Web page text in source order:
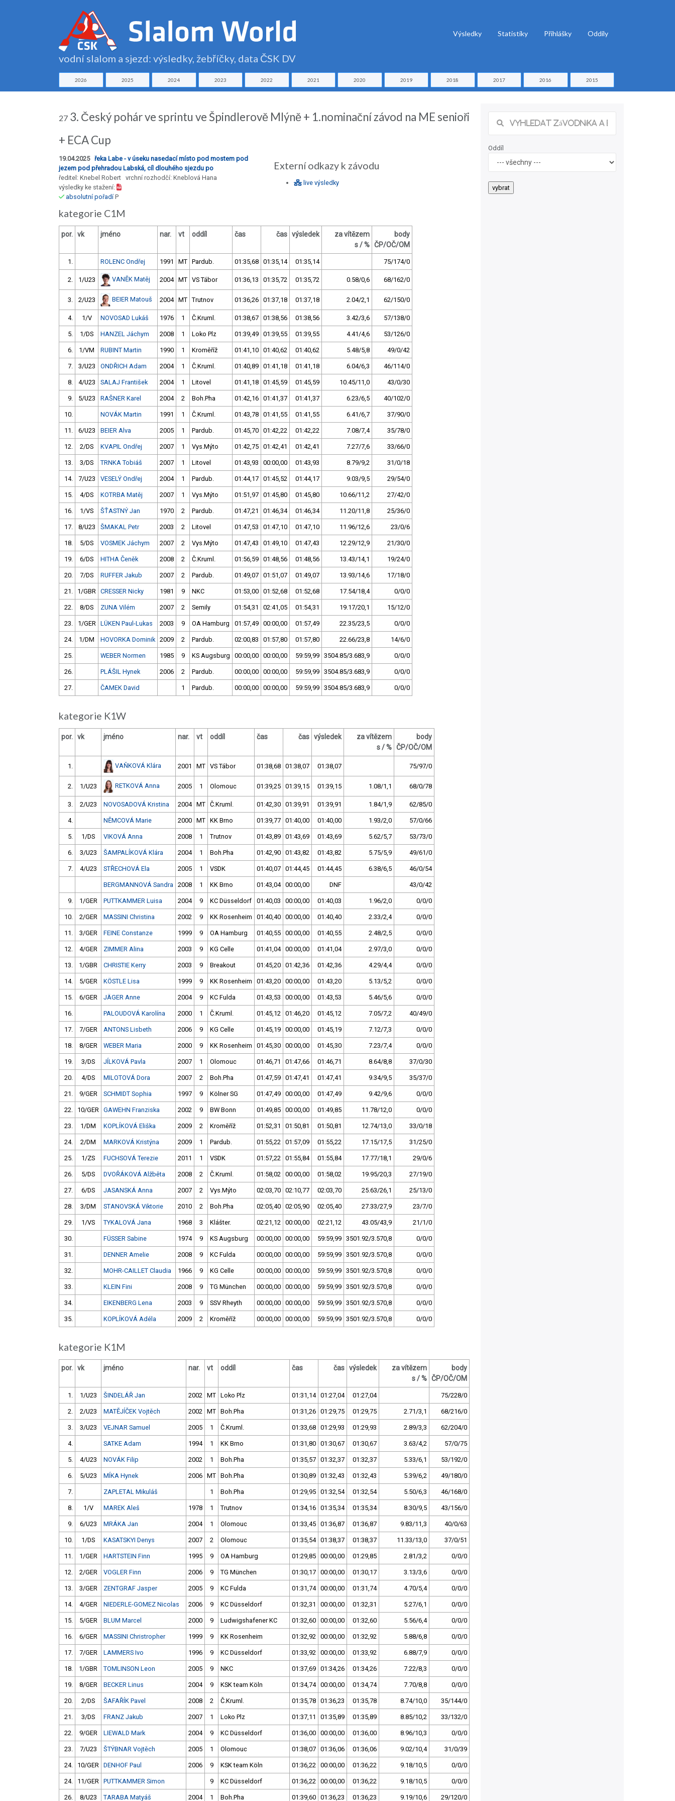
vodní slalom a sjezd: výsledky, žebříčky, data ČSK DV
Výsledky Statistiky Přihlášky Oddíly
2026 2025 2024 2023 2022 2021 2020 2019 2018 2017 2016 2015
27 3. Český pohár ve sprintu ve Špindlerově Mlýně + 1.nominační závod na ME senioři
+ ECA Cup
19.04.2025 řeka Labe - v úseku nasedací místo pod mostem pod
jezem pod přehradou Labská, cíl dlouhého sjezdu po
ředitel: Knebel Robert vrchní rozhodčí: Kneblová Hana
výsledky ke stažení:
absolutní pořadíP
Externí odkazy k závodu
live výsledky
kategorie C1M
por. vk jméno nar. vt oddíl čas čas výsledek
za vítězem
s / %
body
ČP/OČ/OM
1. ROLENC Ondřej 1991 MT Pardub. 01:35,68 01:35,14 01:35,14 75/174/0
2. 1/U23 VANĚK Matěj 2004 MT VS Tábor 01:36,13 01:35,72 01:35,72 0.58/0,6 68/162/0
3. 2/U23 BEIER Matouš 2004 MT Trutnov 01:36,26 01:37,18 01:37,18 2.04/2,1 62/150/0
4. 1/V NOVOSAD Lukáš 1976 1 Č.Kruml. 01:38,67 01:38,56 01:38,56 3.42/3,6 57/138/0
5. 1/DS HANZEL Jáchym 2008 1 Loko Plz 01:39,49 01:39,55 01:39,55 4.41/4,6 53/126/0
6. 1/VM RUBINT Martin 1990 1 Kroměříž 01:41,10 01:40,62 01:40,62 5.48/5,8 49/0/42
7. 3/U23 ONDŘICH Adam 2004 1 Č.Kruml. 01:40,89 01:41,18 01:41,18 6.04/6,3 46/114/0
8. 4/U23 SALAJ František 2004 1 Litovel 01:41,18 01:45,59 01:45,59 10.45/11,0 43/0/30
9. 5/U23 RAŠNER Karel 2004 2 Boh.Pha 01:42,16 01:41,37 01:41,37 6.23/6,5 40/102/0
10. NOVÁK Martin 1991 1 Č.Kruml. 01:43,78 01:41,55 01:41,55 6.41/6,7 37/90/0
11. 6/U23 BEIER Alva 2005 1 Pardub. 01:45,70 01:42,22 01:42,22 7.08/7,4 35/78/0
12. 2/DS KVAPIL Ondřej 2007 1 Vys.Mýto 01:42,75 01:42,41 01:42,41 7.27/7,6 33/66/0
13. 3/DS TRNKA Tobiáš 2007 1 Litovel 01:43,93 00:00,00 01:43,93 8.79/9,2 31/0/18
14. 7/U23 VESELÝ Ondřej 2004 1 Pardub. 01:44,17 01:45,52 01:44,17 9.03/9,5 29/54/0
15. 4/DS KOTRBA Matěj 2007 1 Vys.Mýto 01:51,97 01:45,80 01:45,80 10.66/11,2 27/42/0
16. 1/VS ŠŤASTNÝ Jan 1970 2 Pardub. 01:47,21 01:46,34 01:46,34 11.20/11,8 25/36/0
17. 8/U23 ŠMAKAL Petr 2003 2 Litovel 01:47,53 01:47,10 01:47,10 11.96/12,6 23/0/6
18. 5/DS VOSMEK Jáchym 2007 2 Vys.Mýto 01:47,43 01:49,10 01:47,43 12.29/12,9 21/30/0
19. 6/DS HITHA Čeněk 2008 2 Č.Kruml. 01:56,59 01:48,56 01:48,56 13.43/14,1 19/24/0
20. 7/DS RUFFER Jakub 2007 2 Pardub. 01:49,07 01:51,07 01:49,07 13.93/14,6 17/18/0
21. 1/GBR CRESSER Nicky 1981 9 NKC 01:53,00 01:52,68 01:52,68 17.54/18,4 0/0/0
22. 8/DS ZUNA Vilém 2007 2 Semily 01:54,31 02:41,05 01:54,31 19.17/20,1 15/12/0
23. 1/GER LÜKEN Paul-Lukas 2003 9 OA Hamburg 01:57,49 00:00,00 01:57,49 22.35/23,5 0/0/0
24. 1/DM HOVORKA Dominik 2009 2 Pardub. 02:00,83 01:57,80 01:57,80 22.66/23,8 14/6/0
25. WEBER Normen 1985 9 KS Augsburg 00:00,00 00:00,00 59:59,99 3504.85/3.683,9 0/0/0
26. PLÁŠIL Hynek 2006 2 Pardub. 00:00,00 00:00,00 59:59,99 3504.85/3.683,9 0/0/0
27. ČAMEK David 1 Pardub. 00:00,00 00:00,00 59:59,99 3504.85/3.683,9 0/0/0
kategorie K1W
por. vk jméno nar. vt oddíl čas čas výsledek
za vítězem
s / %
body
ČP/OČ/OM
1. VAŇKOVÁ Klára 2001 MT VS Tábor 01:38,68 01:38,07 01:38,07 75/97/0
2. 1/U23 RETKOVÁ Anna 2005 1 Olomouc 01:39,25 01:39,15 01:39,15 1.08/1,1 68/0/78
3. 2/U23 NOVOSADOVÁ Kristina 2004 MT Č.Kruml. 01:42,30 01:39,91 01:39,91 1.84/1,9 62/85/0
4. NĚMCOVÁ Marie 2000 MT KK Brno 01:39,77 01:40,00 01:40,00 1.93/2,0 57/0/66
5. 1/DS VIKOVÁ Anna 2008 1 Trutnov 01:43,89 01:43,69 01:43,69 5.62/5,7 53/73/0
6. 3/U23 ŠAMPALÍKOVÁ Klára 2004 1 Boh.Pha 01:42,90 01:43,82 01:43,82 5.75/5,9 49/61/0
7. 4/U23 STŘECHOVÁ Ela 2005 1 VSDK 01:40,07 01:44,45 01:44,45 6.38/6,5 46/0/54
BERGMANNOVÁ Sandra 2008 1 KK Brno 01:43,04 00:00,00 DNF 43/0/42
9. 1/GER PUTTKAMMER Luisa 2004 9 KC Düsseldorf 01:40,03 00:00,00 01:40,03 1.96/2,0 0/0/0
10. 2/GER MASSINI Christina 2002 9 KK Rosenheim 01:40,40 00:00,00 01:40,40 2.33/2,4 0/0/0
11. 3/GER FEINE Constanze 1999 9 OA Hamburg 01:40,55 00:00,00 01:40,55 2.48/2,5 0/0/0
12. 4/GER ZIMMER Alina 2003 9 KG Celle 01:41,04 00:00,00 01:41,04 2.97/3,0 0/0/0
13. 1/GBR CHRISTIE Kerry 2003 9 Breakout 01:45,20 01:42,36 01:42,36 4.29/4,4 0/0/0
14. 5/GER KÖSTLE Lisa 1999 9 KK Rosenheim 01:43,20 00:00,00 01:43,20 5.13/5,2 0/0/0
15. 6/GER JÄGER Anne 2004 9 KC Fulda 01:43,53 00:00,00 01:43,53 5.46/5,6 0/0/0
16. PALOUDOVÁ Karolína 2000 1 Č.Kruml. 01:45,12 01:46,20 01:45,12 7.05/7,2 40/49/0
17. 7/GER ANTONS Lisbeth 2006 9 KG Celle 01:45,19 00:00,00 01:45,19 7.12/7,3 0/0/0
18. 8/GER WEBER Maria 2000 9 KK Rosenheim 01:45,30 00:00,00 01:45,30 7.23/7,4 0/0/0
19. 3/DS JÍLKOVÁ Pavla 2007 1 Olomouc 01:46,71 01:47,66 01:46,71 8.64/8,8 37/0/30
20. 4/DS MILOTOVÁ Dora 2007 2 Boh.Pha 01:47,59 01:47,41 01:47,41 9.34/9,5 35/37/0
21. 9/GER SCHMIDT Sophia 1997 9 Kölner SG 01:47,49 00:00,00 01:47,49 9.42/9,6 0/0/0
22. 10/GER GAWEHN Franziska 2002 9 BW Bonn 01:49,85 00:00,00 01:49,85 11.78/12,0 0/0/0
23. 1/DM KOPLÍKOVÁ Eliška 2009 2 Kroměříž 01:52,31 01:50,81 01:50,81 12.74/13,0 33/0/18
24. 2/DM MARKOVÁ Kristýna 2009 1 Pardub. 01:55,22 01:57,09 01:55,22 17.15/17,5 31/25/0
25. 1/ZS FUCHSOVÁ Terezie 2011 1 VSDK 01:57,22 01:55,84 01:55,84 17.77/18,1 29/0/6
26. 5/DS DVOŘÁKOVÁ Alžběta 2008 2 Č.Kruml. 01:58,02 00:00,00 01:58,02 19.95/20,3 27/19/0
27. 6/DS JASANSKÁ Anna 2007 2 Vys.Mýto 02:03,70 02:10,77 02:03,70 25.63/26,1 25/13/0
28. 3/DM STANOVSKÁ Viktorie 2010 2 Boh.Pha 02:05,40 02:05,90 02:05,40 27.33/27,9 23/7/0
29. 1/VS TYKALOVÁ Jana 1968 3 Klášter. 02:21,12 00:00,00 02:21,12 43.05/43,9 21/1/0
30. FÜSSER Sabine 1974 9 KS Augsburg 00:00,00 00:00,00 59:59,99 3501.92/3.570,8 0/0/0
31. DENNER Amelie 2008 9 KC Fulda 00:00,00 00:00,00 59:59,99 3501.92/3.570,8 0/0/0
32. MOHR-CAILLET Claudia 1966 9 KG Celle 00:00,00 00:00,00 59:59,99 3501.92/3.570,8 0/0/0
33. KLEIN Fini 2008 9 TG München 00:00,00 00:00,00 59:59,99 3501.92/3.570,8 0/0/0
34. EIKENBERG Lena 2003 9 SSV Rheyth 00:00,00 00:00,00 59:59,99 3501.92/3.570,8 0/0/0
35. KOPLÍKOVÁ Adéla 2009 2 Kroměříž 00:00,00 00:00,00 59:59,99 3501.92/3.570,8 0/0/0
kategorie K1M
por. vk jméno nar. vt oddíl čas čas výsledek
za vítězem
s / %
body
ČP/OČ/OM
1. 1/U23 ŠINDELÁŘ Jan 2002 MT Loko Plz 01:31,14 01:27,04 01:27,04 75/228/0
2. 2/U23 MATĚJÍČEK Vojtěch 2002 MT Boh.Pha 01:31,26 01:29,75 01:29,75 2.71/3,1 68/216/0
3. 3/U23 VEJNAR Samuel 2005 1 Č.Kruml. 01:33,68 01:29,93 01:29,93 2.89/3,3 62/204/0
4. SATKE Adam 1994 1 KK Brno 01:31,80 01:30,67 01:30,67 3.63/4,2 57/0/75
5. 4/U23 NOVÁK Filip 2002 1 Boh.Pha 01:35,57 01:32,37 01:32,37 5.33/6,1 53/192/0
6. 5/U23 MÍKA Hynek 2006 MT Boh.Pha 01:30,89 01:32,43 01:32,43 5.39/6,2 49/180/0
7. ZAPLETAL Mikuláš 1 Boh.Pha 01:29,95 01:32,54 01:32,54 5.50/6,3 46/168/0
8. 1/V MAREK Aleš 1978 1 Trutnov 01:34,16 01:35,34 01:35,34 8.30/9,5 43/156/0
9. 6/U23 MRÁKA Jan 2004 1 Olomouc 01:33,45 01:36,87 01:36,87 9.83/11,3 40/0/63
10. 1/DS KASATSKYI Denys 2007 2 Olomouc 01:35,54 01:38,37 01:38,37 11.33/13,0 37/0/51
11. 1/GER HARTSTEIN Finn 1995 9 OA Hamburg 01:29,85 00:00,00 01:29,85 2.81/3,2 0/0/0
12. 2/GER VOGLER Finn 2006 9 TG München 01:30,17 00:00,00 01:30,17 3.13/3,6 0/0/0
13. 3/GER ZENTGRAF Jasper 2005 9 KC Fulda 01:31,74 00:00,00 01:31,74 4.70/5,4 0/0/0
14. 4/GER NIEDERLE-GOMEZ Nicolas 2006 9 KC Düsseldorf 01:32,31 00:00,00 01:32,31 5.27/6,1 0/0/0
15. 5/GER BLUM Marcel 2000 9 Ludwigshafener KC 01:32,60 00:00,00 01:32,60 5.56/6,4 0/0/0
16. 6/GER MASSINI Christropher 1999 9 KK Rosenheim 01:32,92 00:00,00 01:32,92 5.88/6,8 0/0/0
17. 7/GER LAMMERS Ivo 1996 9 KC Düsseldorf 01:33,92 00:00,00 01:33,92 6.88/7,9 0/0/0
18. 1/GBR TOMLINSON Leon 2005 9 NKC 01:37,69 01:34,26 01:34,26 7.22/8,3 0/0/0
19. 8/GER BECKER Linus 2004 9 KSK team Köln 01:34,74 00:00,00 01:34,74 7.70/8,8 0/0/0
20. 2/DS ŠAFAŘÍK Pavel 2008 2 Č.Kruml. 01:35,78 01:36,23 01:35,78 8.74/10,0 35/144/0
21. 3/DS FRANZ Jakub 2007 1 Loko Plz 01:37,11 01:35,89 01:35,89 8.85/10,2 33/132/0
22. 9/GER LIEWALD Mark 2004 9 KC Düsseldorf 01:36,00 00:00,00 01:36,00 8.96/10,3 0/0/0
23. 7/U23 ŠTÝBNAR Vojtěch 2005 1 Olomouc 01:38,07 01:36,06 01:36,06 9.02/10,4 31/0/39
24. 10/GER DENHOF Paul 2006 9 KSK team Köln 01:36,22 00:00,00 01:36,22 9.18/10,5 0/0/0
24. 11/GER PUTTKAMMER Simon 9 KC Düsseldorf 01:36,22 00:00,00 01:36,22 9.18/10,5 0/0/0
26. 8/U23 TARABA Matyáš 2004 1 Boh.Pha 01:39,60 01:36,23 01:36,23 9.19/10,6 29/120/0
Oddíl